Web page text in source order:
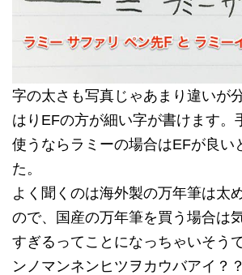
字の太さも写真じゃあまり違いが
はりEFの方が細い字が書けます。
使うならラミーの場合はEFが良い
た。
よく聞くのは海外製の万年筆は太
ので、国産の万年筆を買う場合は
すぎるってことになっちゃいそう
ンノマンネンヒツヲカウバアイ？？